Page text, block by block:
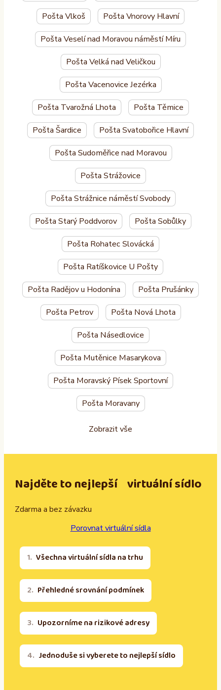
Pošta Vlkoš Pošta Vnorovy Hlavní
Pošta Veselí nad Moravou náměstí Míru
Pošta Velká nad Veličkou
Pošta Vacenovice Jezérka
Pošta Tvarožná Lhota Pošta Těmice
Pošta Šardice Pošta Svatobořice Hlavní
Pošta Sudoměřice nad Moravou
Pošta Strážovice
Pošta Strážnice náměstí Svobody
Pošta Starý Poddvorov Pošta Sobůlky
Pošta Rohatec Slovácká
Pošta Ratíškovice U Pošty
Pošta Radějov u Hodonína Pošta Prušánky
Pošta Petrov Pošta Nová Lhota
Pošta Násedlovice
Pošta Mutěnice Masarykova
Pošta Moravský Písek Sportovní
Pošta Moravany
Zobrazit vše
Najděte to nejlepší virtuální sídlo
Zdarma a bez závazku
Porovnat virtuální sídla
Všechna virtuální sídla na trhu
Přehledné srovnání podmínek
Upozorníme na rizikové adresy
Jednoduše si vyberete to nejlepší sídlo